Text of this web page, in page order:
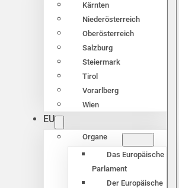
Kärnten
Niederösterreich
Oberösterreich
Salzburg
Steiermark
Tirol
Vorarlberg
Wien
EU
Organe
Das Europäische
Parlament
Der Europäische